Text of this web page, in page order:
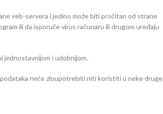
veb-servera i jedino može biti pročitan od strane
ili da isporuče virus računaru ili drugom uređaju
jednostavnijom i udobnijom.
neće zloupotrebiti niti koristiti u neke druge